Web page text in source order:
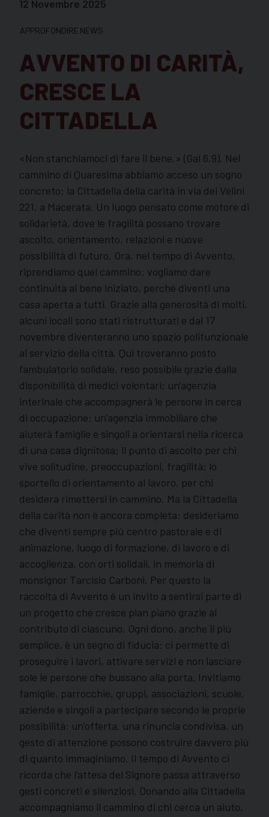
12 Novembre 2025
APPROFONDIRE NEWS
AVVENTO DI CARITÀ,
CRESCE LA
CITTADELLA
«Non stanchiamoci di fare il bene.» (Gal 6,9). Nel
cammino di Quaresima abbiamo acceso un sogno
concreto: la Cittadella della carità in via dei Velini
221, a Macerata. Un luogo pensato come motore di
solidarietà, dove le fragilità possano trovare
ascolto, orientamento, relazioni e nuove
possibilità di futuro. Ora, nel tempo di Avvento,
riprendiamo quel cammino: vogliamo dare
continuità al bene iniziato, perché diventi una
casa aperta a tutti. Grazie alla generosità di molti,
alcuni locali sono stati ristrutturati e dal 17
novembre diventeranno uno spazio polifunzionale
al servizio della città. Qui troveranno posto
l’ambulatorio solidale, reso possibile grazie dalla
disponibilità di medici volontari; un’agenzia
interinale che accompagnerà le persone in cerca
di occupazione; un’agenzia immobiliare che
aiuterà famiglie e singoli a orientarsi nella ricerca
di una casa dignitosa; il punto di ascolto per chi
vive solitudine, preoccupazioni, fragilità; lo
sportello di orientamento al lavoro, per chi
desidera rimettersi in cammino. Ma la Cittadella
della carità non è ancora completa: desideriamo
che diventi sempre più centro pastorale e di
animazione, luogo di formazione, di lavoro e di
accoglienza, con orti solidali, in memoria di
monsignor Tarcisio Carboni. Per questo la
raccolta di Avvento è un invito a sentirsi parte di
un progetto che cresce pian piano grazie al
contributo di ciascuno. Ogni dono, anche il più
semplice, è un segno di fiducia: ci permette di
proseguire i lavori, attivare servizi e non lasciare
sole le persone che bussano alla porta. Invitiamo
famiglie, parrocchie, gruppi, associazioni, scuole,
aziende e singoli a partecipare secondo le proprie
possibilità: un’offerta, una rinuncia condivisa, un
gesto di attenzione possono costruire davvero più
di quanto immaginiamo. Il tempo di Avvento ci
ricorda che l’attesa del Signore passa attraverso
gesti concreti e silenziosi. Donando alla Cittadella
accompagniamo il cammino di chi cerca un aiuto,